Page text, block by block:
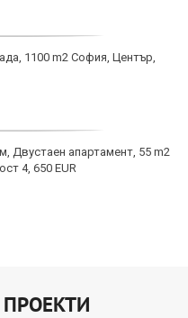
1100 m2 София, Център,
Двустаен апартамент, 55 m2
4, 650 EUR